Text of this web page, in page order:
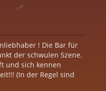
! Die Bar für
der schwulen Szene.
und sich kennen
(In der Regel sind